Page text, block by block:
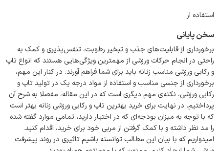
استفاده از
سخن پایانی
برخورداری از قابلیت‌های جذب و تبخیر رطوبت، تنفس‌پذیری و کمک به
راحتی در انجام حرکات ورزشی از مهمترین ویژگی‌هایی هستند که انواع تاپ
و رکابی ورزشی مناسب زنانه باید برای شما فراهم آورند. در کنار این مهم،
برخورداری از جنسی مناسب و استفاده از مواد درجه یک در تولید تاپ و
رکابی ورزشی، نکته‌ی مهم دیگری است که در این مقاله، مفصلا به شرح آن
پرداختیم. در نهایت برای خرید بهترین تاپ و رکابی ورزشی زنانه بهتر است
که با توجه به میزان بودجه‌ای که در اختیار دارید، تمامی موارد گفته شده
را مد نظر داشته و با کمک گرفتن از مربی خود برای خرید، اقدام کنید.
امیدواریم که با بیان این مطالب توانسته باشیم تاثیری در روند پیشرفت